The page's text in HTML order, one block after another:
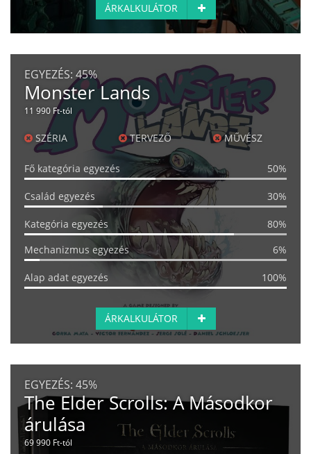
ÁRKALKULÁTOR
EGYEZÉS: 45%
Monster Lands
11 990 Ft-tól
SZÉRIA TERVEZŐ MŰVÉSZ
Fő kategória egyezés 50%
Család egyezés 30%
Kategória egyezés
80%
Mechanizmus egyezés
6%
Alap adat egyezés 100%
ÁRKALKULÁTOR
EGYEZÉS: 45%
The Elder Scrolls: A Másodkor
árulása
69 990 Ft-tól